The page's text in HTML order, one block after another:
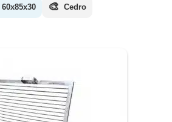
60x85x30 🎨 Cedro